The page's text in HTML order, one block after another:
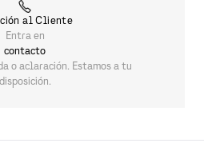
al Cliente
Entra en
contacto
o aclaración. Estamos a tu
disposición.